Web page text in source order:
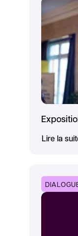
Lire la